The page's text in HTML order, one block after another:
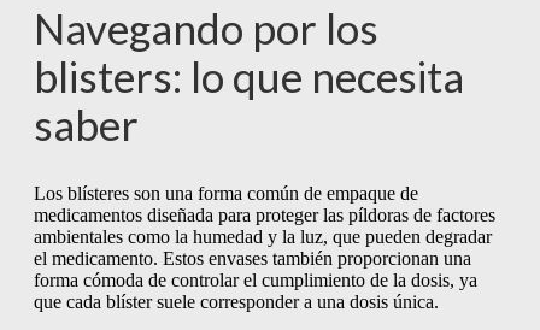
Navegando por los
blisters: lo que necesita
saber
Los blísteres son una forma común de empaque de
medicamentos diseñada para proteger las píldoras de factores
ambientales como la humedad y la luz, que pueden degradar
el medicamento. Estos envases también proporcionan una
forma cómoda de controlar el cumplimiento de la dosis, ya
que cada blíster suele corresponder a una dosis única.